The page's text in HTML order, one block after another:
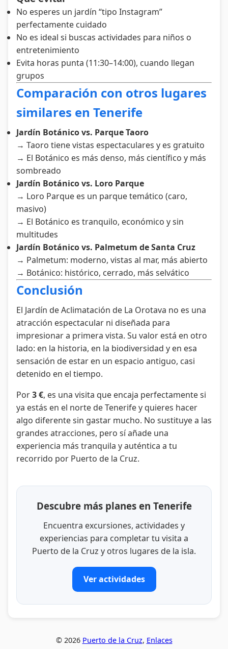
No esperes un jardín “tipo Instagram”
perfectamente cuidado
No es ideal si buscas actividades para niños o
entretenimiento
Evita horas punta (11:30–14:00), cuando llegan
grupos
Comparación con otros lugares
similares en Tenerife
Jardín Botánico vs. Parque Taoro
→ Taoro tiene vistas espectaculares y es gratuito
→ El Botánico es más denso, más científico y más
sombreado
Jardín Botánico vs. Loro Parque
→ Loro Parque es un parque temático (caro,
masivo)
→ El Botánico es tranquilo, económico y sin
multitudes
Jardín Botánico vs. Palmetum de Santa Cruz
→ Palmetum: moderno, vistas al mar, más abierto
→ Botánico: histórico, cerrado, más selvático
Conclusión
El Jardín de Aclimatación de La Orotava no es una
atracción espectacular ni diseñada para
impresionar a primera vista. Su valor está en otro
lado: en la historia, en la biodiversidad y en esa
sensación de estar en un espacio antiguo, casi
detenido en el tiempo.
Por3 €, es una visita que encaja perfectamente si
ya estás en el norte de Tenerife y quieres hacer
algo diferente sin gastar mucho. No sustituye a las
grandes atracciones, pero sí añade una
experiencia más tranquila y auténtica a tu
recorrido por Puerto de la Cruz.
Descubre más planes en Tenerife
Encuentra excursiones, actividades y
experiencias para completar tu visita a
Puerto de la Cruz y otros lugares de la isla.
Ver actividades
© 2026 Puerto de la Cruz, Enlaces